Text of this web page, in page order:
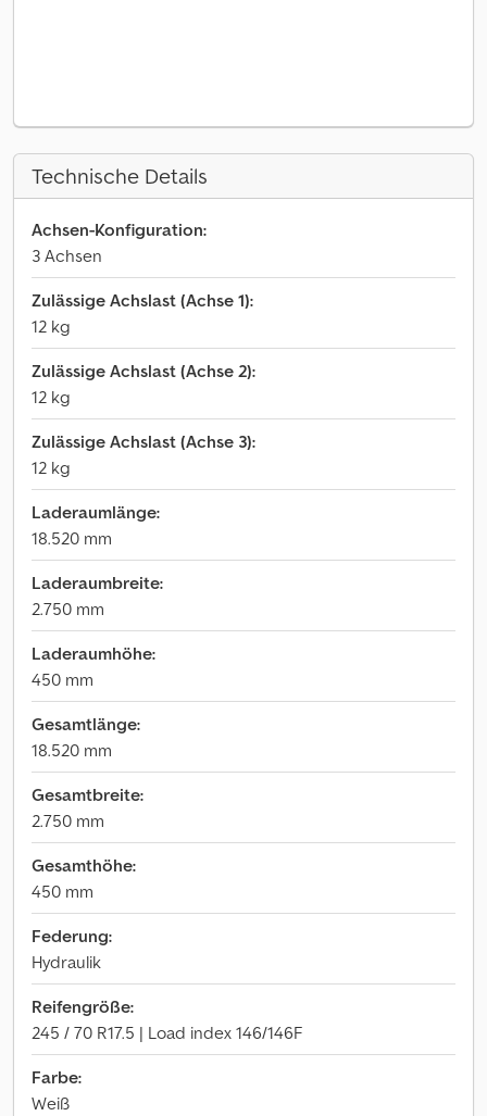
Technische Details
Achsen-Konfiguration:
3 Achsen
Zulässige Achslast (Achse 1):
12 kg
Zulässige Achslast (Achse 2):
12 kg
Zulässige Achslast (Achse 3):
12 kg
Laderaumlänge:
18.520 mm
Laderaumbreite:
2.750 mm
Laderaumhöhe:
450 mm
Gesamtlänge:
18.520 mm
Gesamtbreite:
2.750 mm
Gesamthöhe:
450 mm
Federung:
Hydraulik
Reifengröße:
245 / 70 R17.5 | Load index 146/146F
Farbe:
Weiß